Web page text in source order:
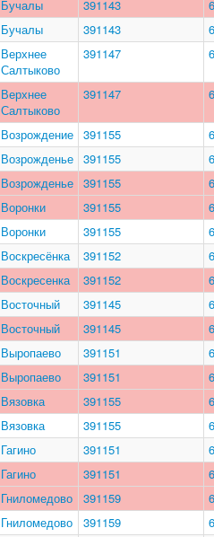
Бучалы 391143
Бучалы 391143
Верхнее
Салтыково
391147
Верхнее
Салтыково
391147
Возрождение 391155
Возрожденье 391155
Возрожденье 391155
Воронки 391155
Воронки 391155
Воскресёнка 391152
Воскресенка 391152
Восточный 391145
Восточный 391145
Выропаево 391151
Выропаево 391151
Вязовка 391155
Вязовка 391155
Гагино 391151
Гагино 391151
Гниломедово 391159
Гниломедово 391159